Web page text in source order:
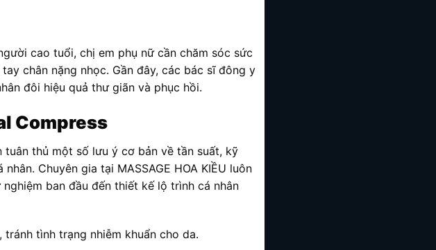
cao tuổi, chị em phụ nữ cần chăm sóc sức
chân nặng nhọc. Gần đây, các bác sĩ đông y
đôi hiệu quả thư giãn và phục hồi.
Compress
tuân thủ một số lưu ý cơ bản về tần suất, kỹ
Chuyên gia tại MASSAGE HOA KIỀU luôn
ban đầu đến thiết kế lộ trình cá nhân
tình trạng nhiễm khuẩn cho da.